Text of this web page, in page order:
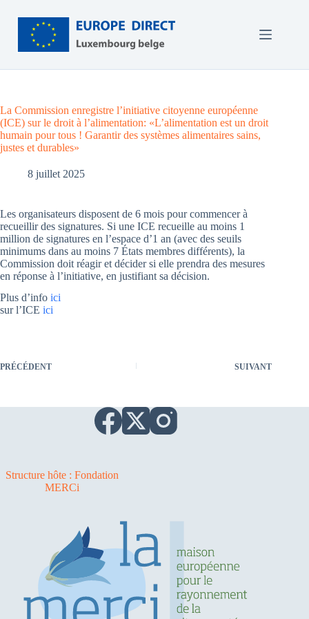
contenu
La Commission enregistre l’initiative citoyenne européenne
(ICE) sur le droit à l’alimentation: «L’alimentation est un droit
humain pour tous ! Garantir des systèmes alimentaires sains,
justes et durables»
8 juillet 2025
Les organisateurs disposent de 6 mois pour commencer à
recueillir des signatures. Si une ICE recueille au moins 1
million de signatures en l’espace d’1 an (avec des seuils
minimums dans au moins 7 États membres différents), la
Commission doit réagir et décider si elle prendra des mesures
en réponse à l’initiative, en justifiant sa décision.
Plus d’info ici
sur l’ICE ici
PRÉCÉDENT SUIVANT
Structure hôte : Fondation
MERCi